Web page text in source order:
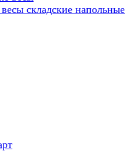
складские напольные